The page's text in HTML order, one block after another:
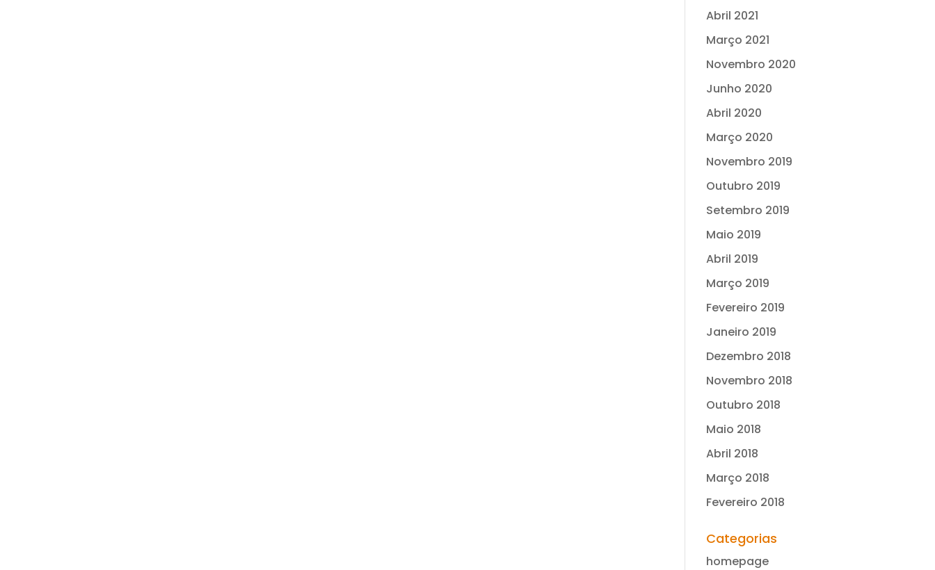
Abril 2021
Março 2021
Novembro 2020
Junho 2020
Abril 2020
Março 2020
Novembro 2019
Outubro 2019
Setembro 2019
Maio 2019
Abril 2019
Março 2019
Fevereiro 2019
Janeiro 2019
Dezembro 2018
Novembro 2018
Outubro 2018
Maio 2018
Abril 2018
Março 2018
Fevereiro 2018
Categorias
homepage